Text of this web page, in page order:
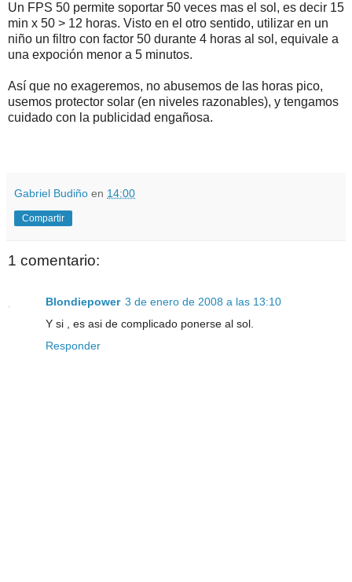
Un FPS 50 permite soportar 50 veces mas el sol, es decir 15
min x 50 > 12 horas. Visto en el otro sentido, utilizar en un
niño un filtro con factor 50 durante 4 horas al sol, equivale a
una expoción menor a 5 minutos.
Así que no exageremos, no abusemos de las horas pico,
usemos protector solar (en niveles razonables), y tengamos
cuidado con la publicidad engañosa.
Gabriel Budiño en 14:00
Compartir
1 comentario:
Blondiepower 3 de enero de 2008 a las 13:10
Y si , es asi de complicado ponerse al sol.
Responder